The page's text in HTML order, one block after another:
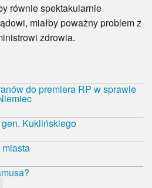
spektakularnie
miałby poważny problem z
zdrowia.
do premiera RP w sprawie
gen. Kuklińskiego